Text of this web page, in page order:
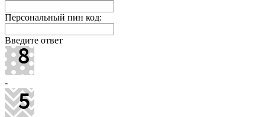
Персональный пин код:
Введите ответ
-